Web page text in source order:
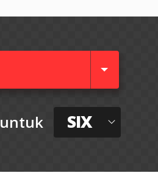
untuk SIX